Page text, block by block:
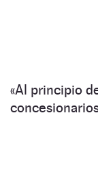
«Al principio